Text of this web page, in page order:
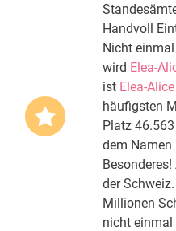
Handvoll
Nicht
wird Elea-
ist Elea-Alice
häufigsten
Platz
dem Namen
der
Millionen
nicht einmal